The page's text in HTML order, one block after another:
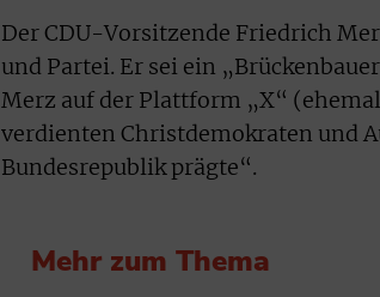
Der CDU-Vorsitzende Friedrich
und Partei. Er sei ein
Merz auf der Plattform „X“
verdienten Christdemokraten und
Bundesrepublik prägte“.
Mehr zum Thema